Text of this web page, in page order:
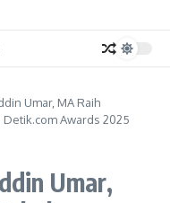
Umar, MA Raih
Awards 2025
Umar,